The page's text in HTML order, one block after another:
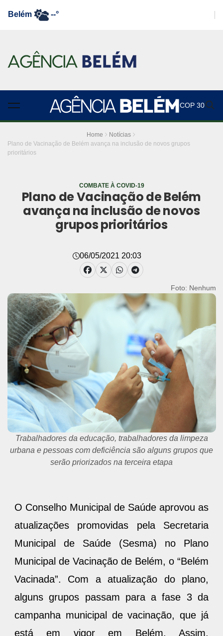
Belém --°
COP 30
Home
Notícias
Plano de Vacinação de Belém avança na inclusão de novos grupos
prioritários
COMBATE À COVID-19
Plano de Vacinação de Belém
avança na inclusão de novos
grupos prioritários
06/05/2021 20:03
Foto: Nenhum
Trabalhadores da educação, trabalhadores da limpeza
urbana e pessoas com deficiência são alguns grupos que
serão priorizados na terceira etapa
O Conselho Municipal de Saúde aprovou as
atualizações promovidas pela Secretaria
Municipal de Saúde (Sesma) no Plano
Municipal de Vacinação de Belém, o “Belém
Vacinada”. Com a atualização do plano,
alguns grupos passam para a fase 3 da
campanha municipal de vacinação, que já
está em vigor em Belém. Assim,